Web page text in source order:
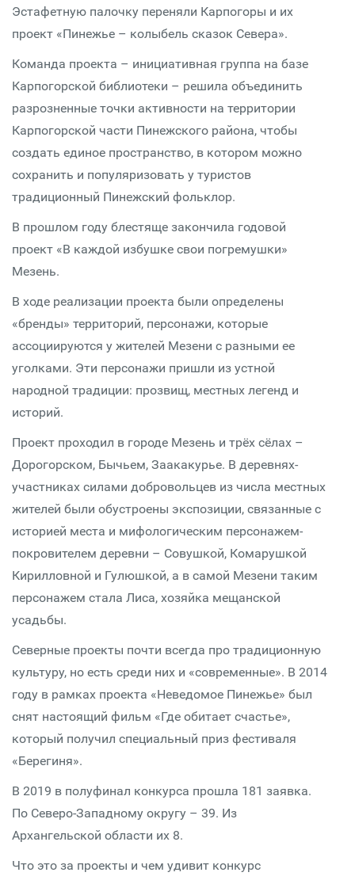
Эстафетную палочку переняли Карпогоры и их
проект «Пинежье – колыбель сказок Севера».
Команда проекта – инициативная группа на базе
Карпогорской библиотеки – решила объединить
разрозненные точки активности на территории
Карпогорской части Пинежского района, чтобы
создать единое пространство, в котором можно
сохранить и популяризовать у туристов
традиционный Пинежский фольклор.
В прошлом году блестяще закончила годовой
проект «В каждой избушке свои погремушки»
Мезень.
В ходе реализации проекта были определены
«бренды» территорий, персонажи, которые
ассоциируются у жителей Мезени с разными ее
уголками. Эти персонажи пришли из устной
народной традиции: прозвищ, местных легенд и
историй.
Проект проходил в городе Мезень и трёх сёлах –
Дорогорском, Бычьем, Заакакурье. В деревнях-
участниках силами добровольцев из числа местных
жителей были обустроены экспозиции, связанные с
историей места и мифологическим персонажем-
покровителем деревни – Совушкой, Комарушкой
Кирилловной и Гулюшкой, а в самой Мезени таким
персонажем стала Лиса, хозяйка мещанской
усадьбы.
Северные проекты почти всегда про традиционную
культуру, но есть среди них и «современные». В 2014
году в рамках проекта «Неведомое Пинежье» был
снят настоящий фильм «Где обитает счастье»,
который получил специальный приз фестиваля
«Берегиня».
В 2019 в полуфинал конкурса прошла 181 заявка.
По Северо-Западному округу – 39. Из
Архангельской области их 8.
Что это за проекты и чем удивит конкурс